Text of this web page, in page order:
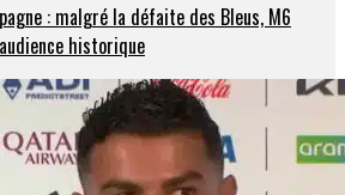
: malgré la défaite des Bleus, M6
historique